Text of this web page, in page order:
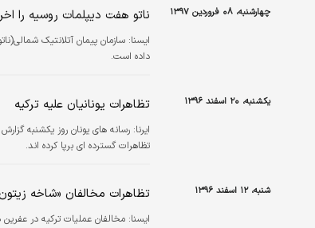
چهارشنبه، ۰۸ فروردین ۱۳۹۷ ناتو هفت دیپلمات روسیه را
ايسنا: سازمان پیمان آتلانتیک
داده است.
یکشنبه، ۲۰ اسفند ۱۳۹۶ تظاهرات یونانیان علیه ترکیه
ایرنا: رسانه های یونان روز یکشنبه
تظاهرات گسترده ای برپا کرده اند.
شنبه، ۱۲ اسفند ۱۳۹۶ تظاهرات مخالفان «شاخه
ايسنا: مخالفان عملیات ترکیه در